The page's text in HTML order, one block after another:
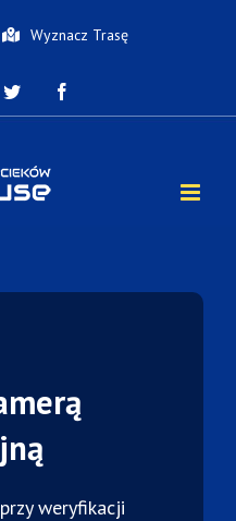
Wyznacz Trasę
Twitter
weryfikacji